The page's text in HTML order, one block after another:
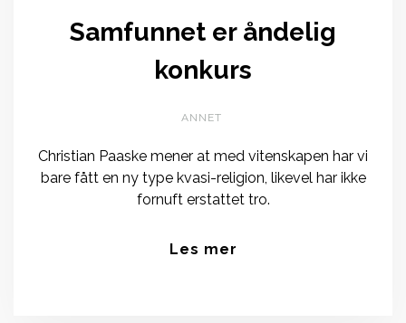
Samfunnet er åndelig
konkurs
ANNET
Christian Paaske mener at med vitenskapen har vi
bare fått en ny type kvasi-religion, likevel har ikke
fornuft erstattet tro.
Les mer